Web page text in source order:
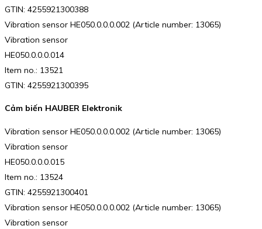
GTIN: 4255921300388
Vibration sensor HE050.0.0.0.002 (Article number: 13065)
Vibration sensor
HE050.0.0.0.014
Item no.: 13521
GTIN: 4255921300395
Cảm biến HAUBER Elektronik
Vibration sensor HE050.0.0.0.002 (Article number: 13065)
Vibration sensor
HE050.0.0.0.015
Item no.: 13524
GTIN: 4255921300401
Vibration sensor HE050.0.0.0.002 (Article number: 13065)
Vibration sensor